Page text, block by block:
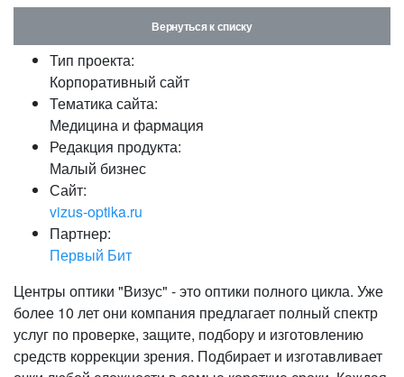
компьютере
Забыли свой пароль?
или войдите с помощью
Вернуться к списку
Тип проекта:
Корпоративный сайт
Тематика сайта:
Медицина и фармация
Редакция продукта:
Малый бизнес
Сайт:
vizus-optika.ru
Партнер:
Первый Бит
Центры оптики "Визус" - это оптики полного цикла. Уже
более 10 лет они компания предлагает полный спектр
услуг по проверке, защите, подбору и изготовлению
средств коррекции зрения. Подбирает и изготавливает